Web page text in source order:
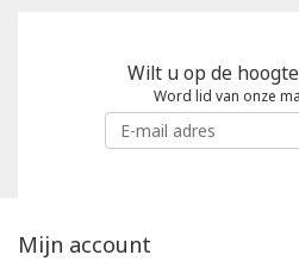
Wilt u op de
Word lid van onze
Mijn account